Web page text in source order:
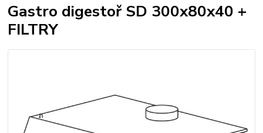
Gastro digestoř SD 300x80x40 +
FILTRY